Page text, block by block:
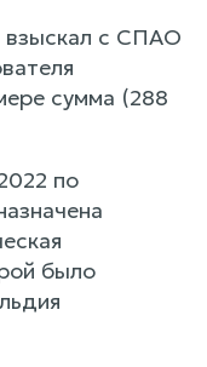
взыскал с СПАО
сумма (288
по
было